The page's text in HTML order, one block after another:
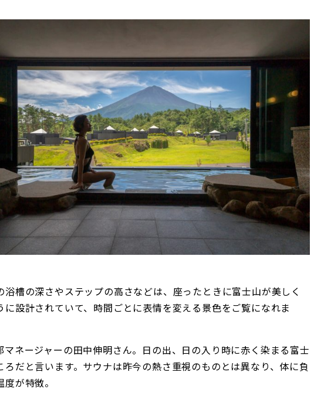
浴槽の深さやステップの高さなどは、座ったときに富士山が美しく
に設計されていて、時間ごとに表情を変える景色をご覧になれま
マネージャーの田中伸明さん。日の出、日の入り時に赤く染まる富士
ろだと言います。サウナは昨今の熱さ重視のものとは異なり、体に負
が特徴。